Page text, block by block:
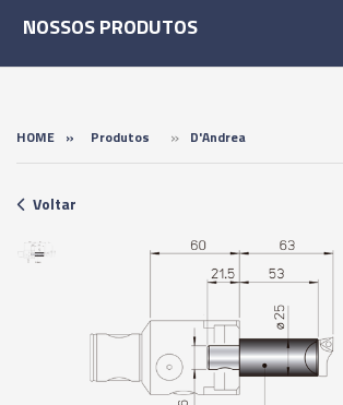
NOSSOS PRODUTOS
HOME » Produtos » D'Andrea
Voltar